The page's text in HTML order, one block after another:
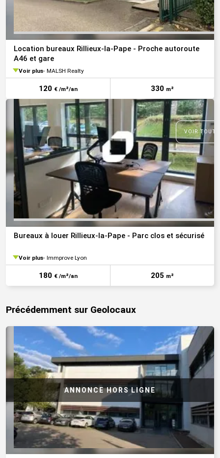
Location bureaux Rillieux-la-Pape - Proche autoroute
A46 et gare
Voir plus MALSH Realty
120 € /m²/an 330 m²
VOIR
Bureaux à louer Rillieux-la-Pape - Parc clos et sécurisé
Voir plus Immprove Lyon
180 € /m²/an 205 m²
Précédemment sur Geolocaux